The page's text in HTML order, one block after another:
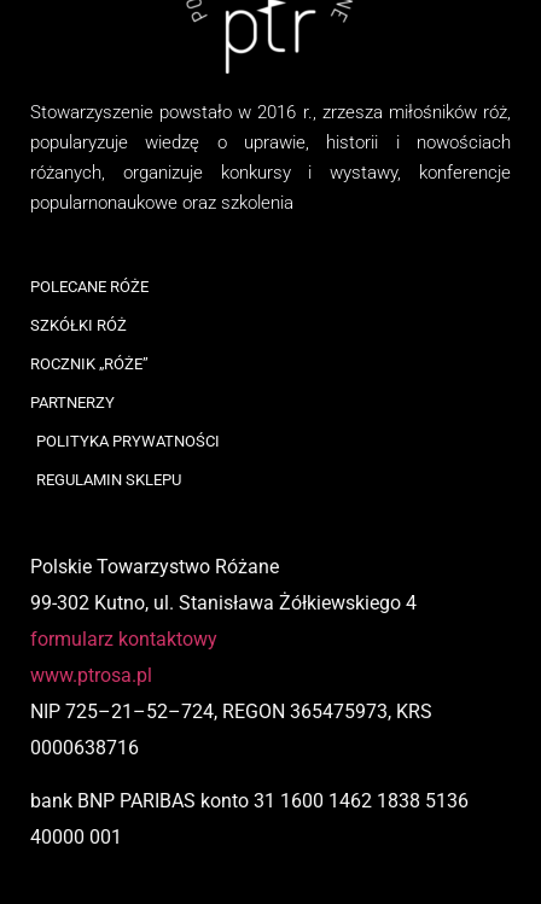
Stowarzyszenie powstało w 2016 r., zrzesza miłośników róż,
popularyzuje wiedzę o uprawie, historii i nowościach
różanych, organizujekonkursy i wystawy, konferencje
popularnonaukowe oraz szkolenia
POLECANE RÓŻE
SZKÓŁKI RÓŻ
ROCZNIK „RÓŻE”
PARTNERZY
POLITYKA PRYWATNOŚCI
REGULAMIN SKLEPU
Polskie Towarzystwo Różane
99-302 Kutno, ul. Stanisława Żółkiewskiego 4
formularz kontaktowy
www.ptrosa.pl
NIP 725–21 –52–724, REGON 365475973, KRS
0000638716
bank BNP PARIBAS konto 31 1600 1462 1838 5136
40000 001